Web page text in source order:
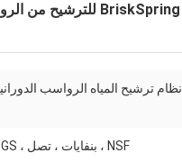
نظام ترشيح المياه الرواسب
NSF ، بنفايات ، تصل ، SGS